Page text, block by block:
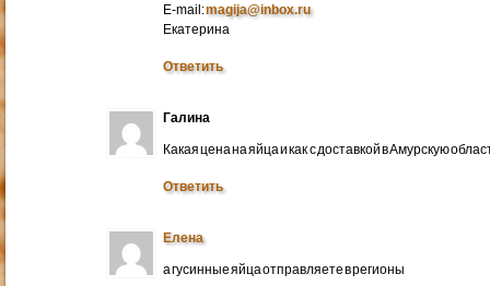
E-mail:magija@inbox.ru
Екатерина
Ответить
Галина
Какая цена на яйца и как с доставкой в Амурскую
Ответить
Елена
а гусинные яйца отправляете в регионы